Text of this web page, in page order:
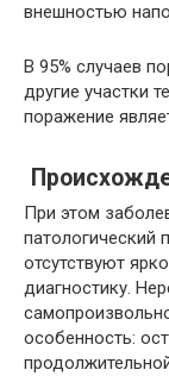
внешностью
В 95% случаев
другие участки
поражение
При этом
патологический
отсутствуют
диагностику.
особенность: